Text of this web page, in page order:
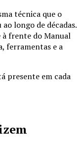
técnica que o
longo de décadas.
à frente do Manual
ferramentas e a
presente em cada